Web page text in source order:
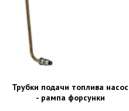
Трубки подачи топлива насос
- рампа форсунки